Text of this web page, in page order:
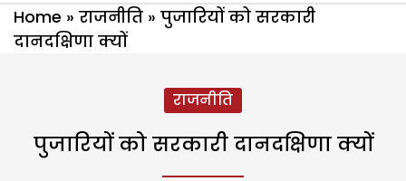
Home » राजनीति » पुजारियों को सरकारी
दानदक्षिणा क्यों
राजनीति
पुजारियों को सरकारी दानदक्षिणा क्यों